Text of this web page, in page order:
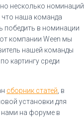
несколько номинаций
наша команда
победить в номинации
компании Ween мы
нашей команды
картингу среди
сборник статей , в
установки для
нами на форуме в